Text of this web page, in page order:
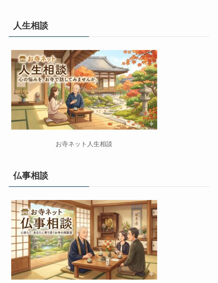
人生相談
お寺ネット人生相談
仏事相談